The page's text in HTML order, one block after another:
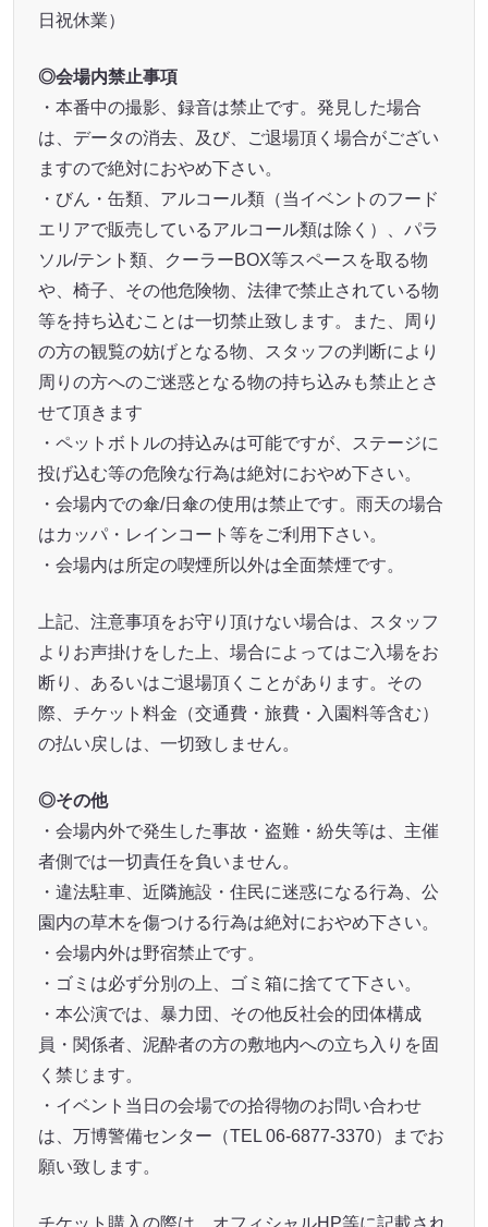
日祝休業）
◎会場内禁止事項
・本番中の撮影、録音は禁止です。発見した場合
は、データの消去、及び、ご退場頂く場合がござい
ますので絶対におやめ下さい。
・びん・缶類、アルコール類（当イベントのフード
エリアで販売しているアルコール類は除く）、パラ
ソル/テント類、クーラーBOX等スペースを取る物
や、椅子、その他危険物、法律で禁止されている物
等を持ち込むことは一切禁止致します。また、周り
の方の観覧の妨げとなる物、スタッフの判断により
周りの方へのご迷惑となる物の持ち込みも禁止とさ
せて頂きます
・ペットボトルの持込みは可能ですが、ステージに
投げ込む等の危険な行為は絶対におやめ下さい。
・会場内での傘/日傘の使用は禁止です。雨天の場合
はカッパ・レインコート等をご利用下さい。
・会場内は所定の喫煙所以外は全面禁煙です。
上記、注意事項をお守り頂けない場合は、スタッフ
よりお声掛けをした上、場合によってはご入場をお
断り、あるいはご退場頂くことがあります。その
際、チケット料金（交通費・旅費・入園料等含む）
の払い戻しは、一切致しません。
◎その他
・会場内外で発生した事故・盗難・紛失等は、主催
者側では一切責任を負いません。
・違法駐車、近隣施設・住民に迷惑になる行為、公
園内の草木を傷つける行為は絶対におやめ下さい。
・会場内外は野宿禁止です。
・ゴミは必ず分別の上、ゴミ箱に捨てて下さい。
・本公演では、暴力団、その他反社会的団体構成
員・関係者、泥酔者の方の敷地内への立ち入りを固
く禁じます。
・イベント当日の会場での拾得物のお問い合わせ
は、万博警備センター（TEL 06-6877-3370）までお
願い致します。
チケット購入の際は、オフィシャルHP等に記載され